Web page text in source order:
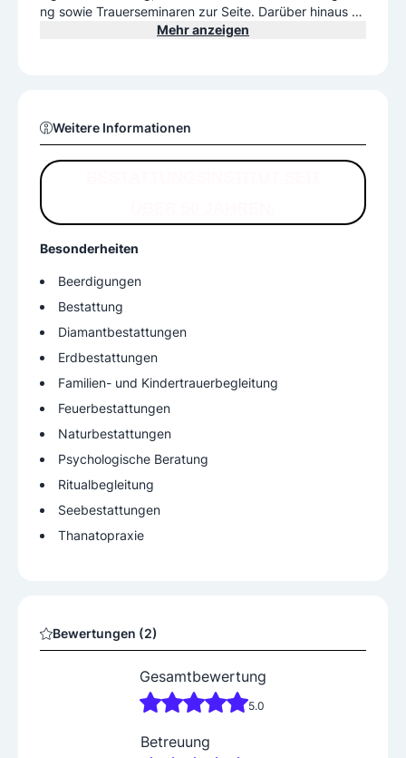
ng sowie Trauerseminaren zur Seite. Darüber hinaus er
möglichen wir Ihnen, Ihre persönlichen Wünsche für die
Mehr anzeigen
Weitere Informationen
Besonderheiten
Beerdigungen
Bestattung
Diamantbestattungen
Erdbestattungen
Familien- und Kindertrauerbegleitung
Feuerbestattungen
Naturbestattungen
Psychologische Beratung
Ritualbegleitung
Seebestattungen
Thanatopraxie
Bewertungen (2)
Gesamtbewertung
5.0
Betreuung